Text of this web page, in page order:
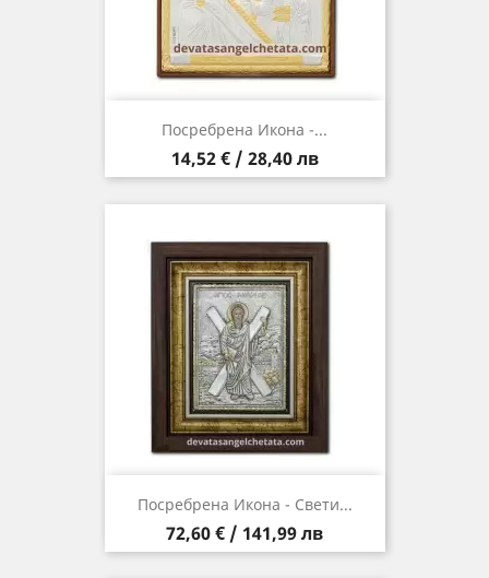
Посребрена Икона -...
Цена
14,52 € / 28,40 лв
Посребрена Икона - Свети...
Цена
72,60 € / 141,99 лв